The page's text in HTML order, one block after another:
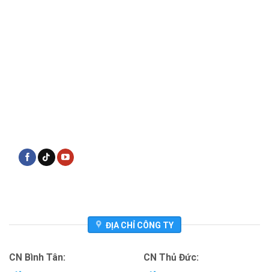
ĐỊA CHỈ CÔNG TY
CN Bình Tân: CN Thủ Đức: